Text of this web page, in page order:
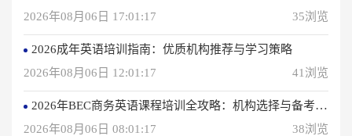
2026年08月06日 17:01:17
35浏览
2026成年英语培训指南：优质机构推荐与学习策略
2026年08月06日 12:01:17
41浏览
2026年BEC商务英语课程培训全攻略：机构选择与备考指南
2026年08月06日 08:01:17
38浏览